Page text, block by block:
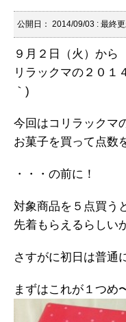
公開日： 2014/09/03 : 最終
９月２日（火）から
リラックマの２０１
｀)
今回はコリラックマ
お菓子を買って点数
・・・の前に！
対象商品を５点買う
先着もらえるらしい
さすがに初日は普通
まずはこれが１つめ